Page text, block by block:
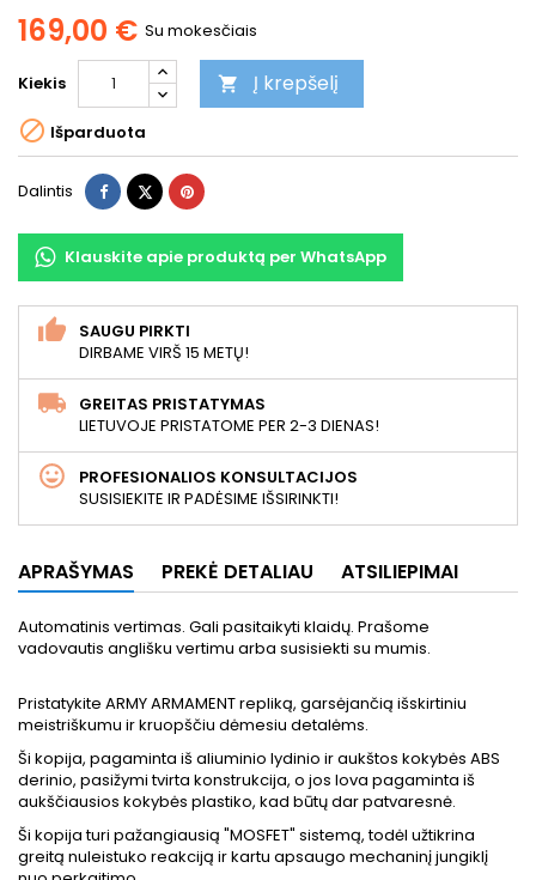
169,00 € Su mokesčiais
Kiekis  Į krepšelį
 Išparduota
Dalintis DalintisTwitterPinterest
Klauskite apie produktą per WhatsApp
SAUGU PIRKTI
DIRBAME VIRŠ 15 METŲ!
GREITAS PRISTATYMAS
LIETUVOJE PRISTATOME PER 2-3 DIENAS!
PROFESIONALIOS KONSULTACIJOS
SUSISIEKITE IR PADĖSIME IŠSIRINKTI!
APRAŠYMAS PREKĖ DETALIAU ATSILIEPIMAI
Automatinis vertimas. Gali pasitaikyti klaidų. Prašome
vadovautis anglišku vertimu arba susisiekti su mumis.
Pristatykite ARMY ARMAMENT repliką, garsėjančią išskirtiniu
meistriškumu ir kruopščiu dėmesiu detalėms.
Ši kopija, pagaminta iš aliuminio lydinio ir aukštos kokybės ABS
derinio, pasižymi tvirta konstrukcija, o jos lova pagaminta iš
aukščiausios kokybės plastiko, kad būtų dar patvaresnė.
Ši kopija turi pažangiausią "MOSFET" sistemą, todėl užtikrina
greitą nuleistuko reakciją ir kartu apsaugo mechaninį jungiklį